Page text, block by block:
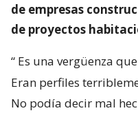
de empresas
de proyectos
“ Es una vergüenza
Eran perfiles
No podía decir mal